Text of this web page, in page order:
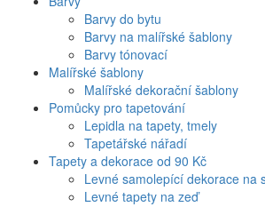
Barvy do bytu
Barvy na malířské šablony
Barvy tónovací
Malířské šablony
Malířské dekorační šablony
Pomůcky pro tapetování
Lepidla na tapety, tmely
Tapetářské nářadí
Tapety a dekorace od 90 Kč
Levné samolepící dekorace na
Levné tapety na zeď